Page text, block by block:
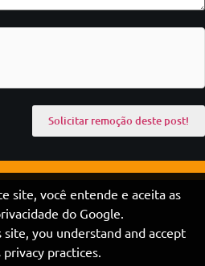
site, você entende e aceita as
do Google.
you understand and accept
practices.